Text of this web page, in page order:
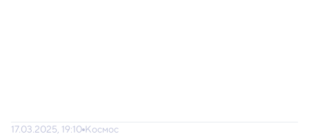
17.03.2025, 19:10 Космос